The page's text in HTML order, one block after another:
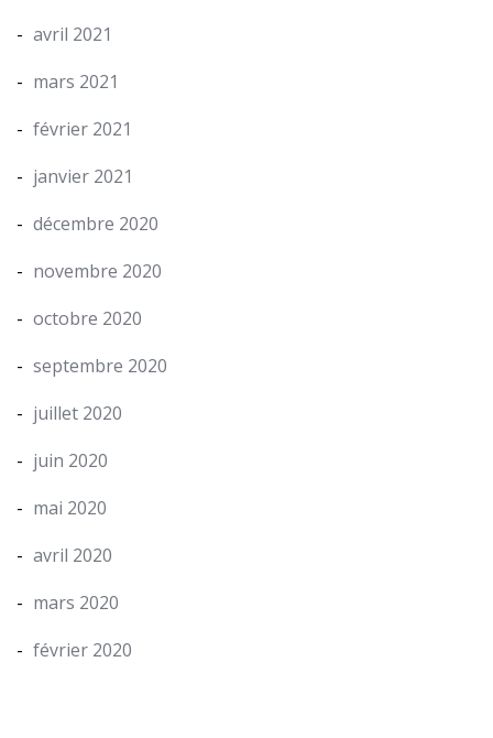
avril 2021
mars 2021
février 2021
janvier 2021
décembre 2020
novembre 2020
octobre 2020
septembre 2020
juillet 2020
juin 2020
mai 2020
avril 2020
mars 2020
février 2020